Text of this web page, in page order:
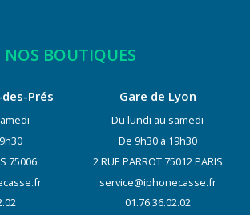
NOS BOUTIQUES
Prés
75006
Gare de Lyon
Du lundi au samedi
De 9h30 à 19h30
2 RUE PARROT 75012 PARIS
service@iphonecasse.fr
01.76.36.02.02